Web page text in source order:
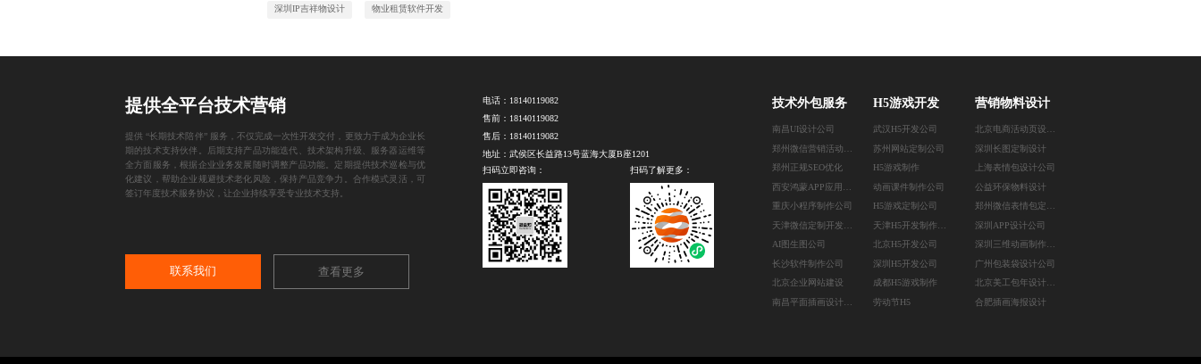
深圳IP吉祥物设计 物业租赁软件开发
提供全平台技术营销
提供 “长期技术陪伴” 服务，不仅完成一次性开发交付，更致力于成为企业长
期的技术支持伙伴。后期支持产品功能迭代、技术架构升级、服务器运维等
全方面服务，根据企业业务发展随时调整产品功能。定期提供技术巡检与优
化建议，帮助企业规避技术老化风险，保持产品竞争力。合作模式灵活，可
签订年度技术服务协议，让企业持续享受专业技术支持。
联系我们 查看更多
电话： 18140119082
售前： 18140119082
售后： 18140119082
地址：武侯区长益路13号蓝海大厦B座1201
扫码立即咨询：
扫码了解更多：
技术外包服务
南昌UI设计公司
郑州正规SEO优化
重庆小程序制作公司
AI图生图公司
长沙软件制作公司
北京企业网站建设
南昌平面插画设计公司
H5游戏开发
武汉H5开发公司
苏州网站定制公司
H5游戏制作
动画课件制作公司
H5游戏定制公司
北京H5开发公司
深圳H5开发公司
成都H5游戏制作
劳动节H5
营销物料设计
深圳长图定制设计
上海表情包设计公司
公益环保物料设计
郑州微信表情包定制公司
深圳APP设计公司
深圳三维动画制作公司
广州包装袋设计公司
北京美工包年设计公司
合肥插画海报设计